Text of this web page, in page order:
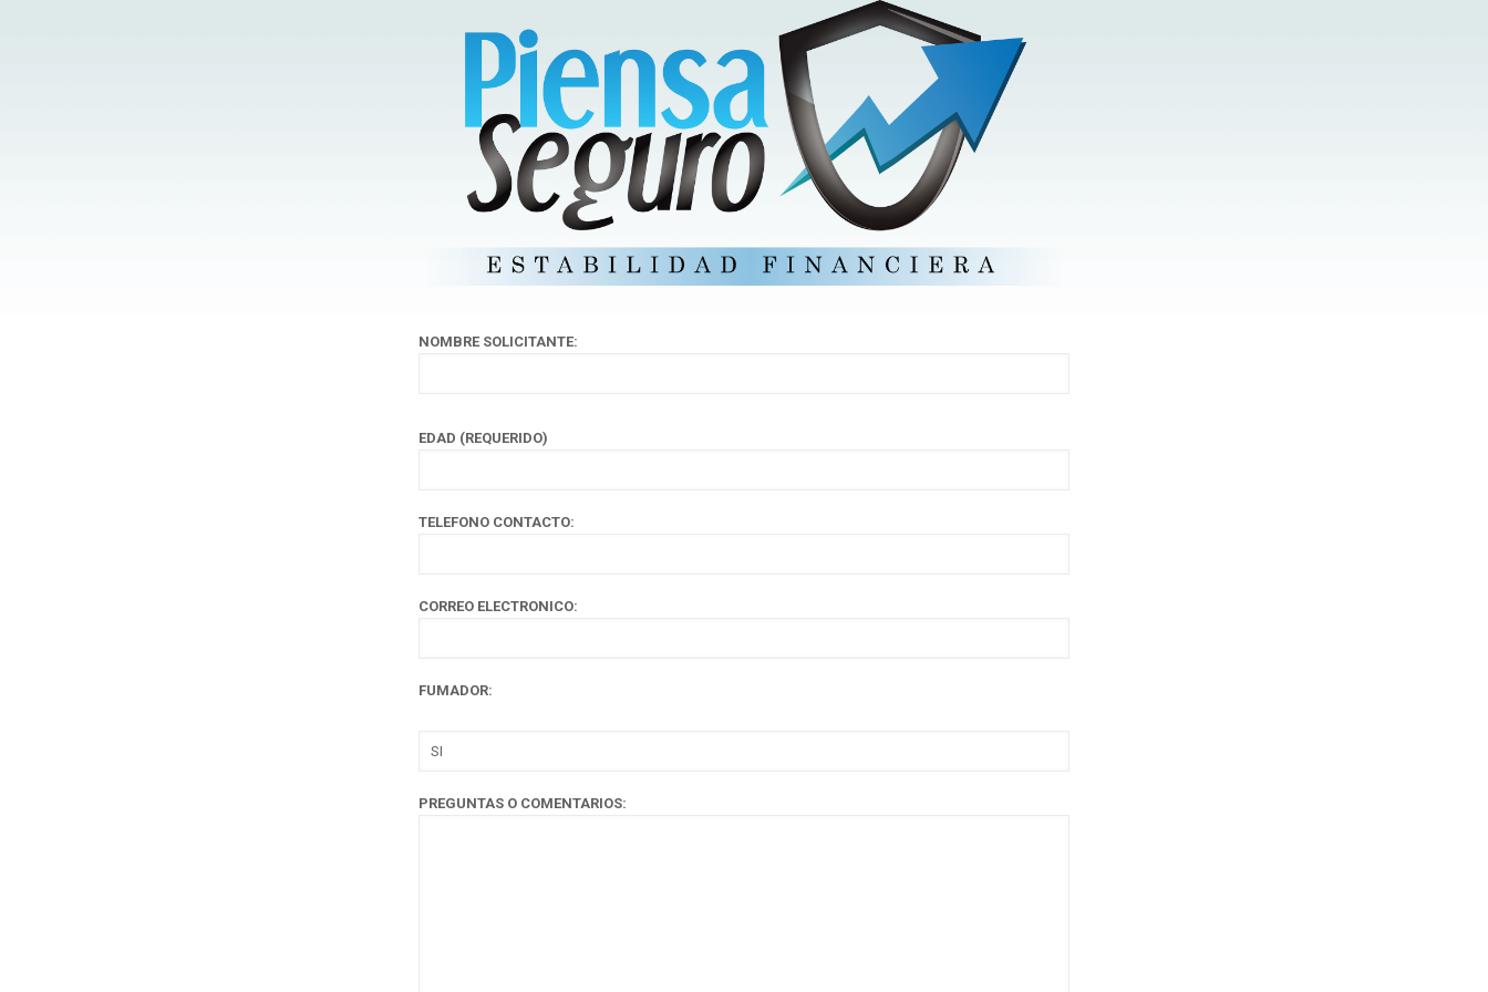
NOMBRE SOLICITANTE:
EDAD (REQUERIDO)
TELEFONO CONTACTO:
CORREO ELECTRONICO:
FUMADOR:
PREGUNTAS O COMENTARIOS: